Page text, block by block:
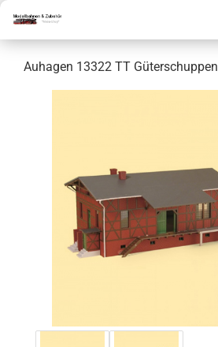
Auhagen 13322 TT Güterschuppen